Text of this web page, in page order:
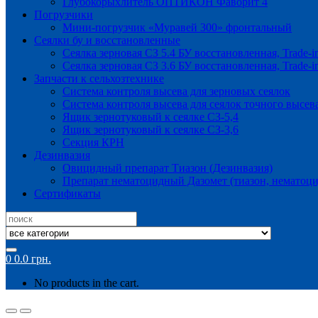
Погрузчики
Мини-погрузчик «Муравей 300» фронтальный
Сеялки бу и восстановленные
Сеялка зерновая СЗ 5.4 БУ восстановленная, Trade-
Сеялка зерновая СЗ 3.6 БУ восстановленная, Trade-
Запчасти к сельхозтехнике
Система контроля высева для зерновых сеялок
Система контроля высева для сеялок точного
Ящик зернотуковый к сеялке СЗ-5,4
Ящик зернотуковый к сеялке СЗ-3,6
Секция КРН
Дезинвазия
Овицидный препарат Тиазон (Дезинвазия)
Препарат нематоцидный Дазомет (тиазон,
Сертификаты
Search
for:
0 0.0 грн.
No products in the cart.